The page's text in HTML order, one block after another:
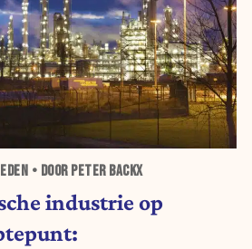
• DOOR PETER BACKX
industrie op